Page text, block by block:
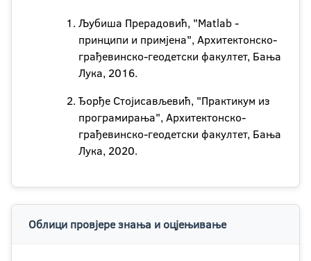
Љубиша Прерадовић, "Matlab -
принципи и примјена", Архитектонско-
грађевинско-геодетски факултет, Бања
Лука, 2016.
Ђорђе Стојисављевић, "Практикум из
програмирања", Архитектонско-
грађевинско-геодетски факултет, Бања
Лука, 2020.
Облици провјере знања и оцјењивање